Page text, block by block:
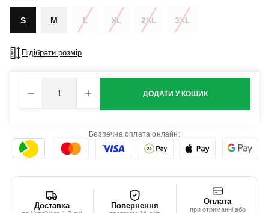
S M L XL 2XL 3XL
Підібрати розмір
ДОДАТИ У КОШИК
Безпечна оплата онлайн:
Доставка Повернення Оплата
при отриманні або